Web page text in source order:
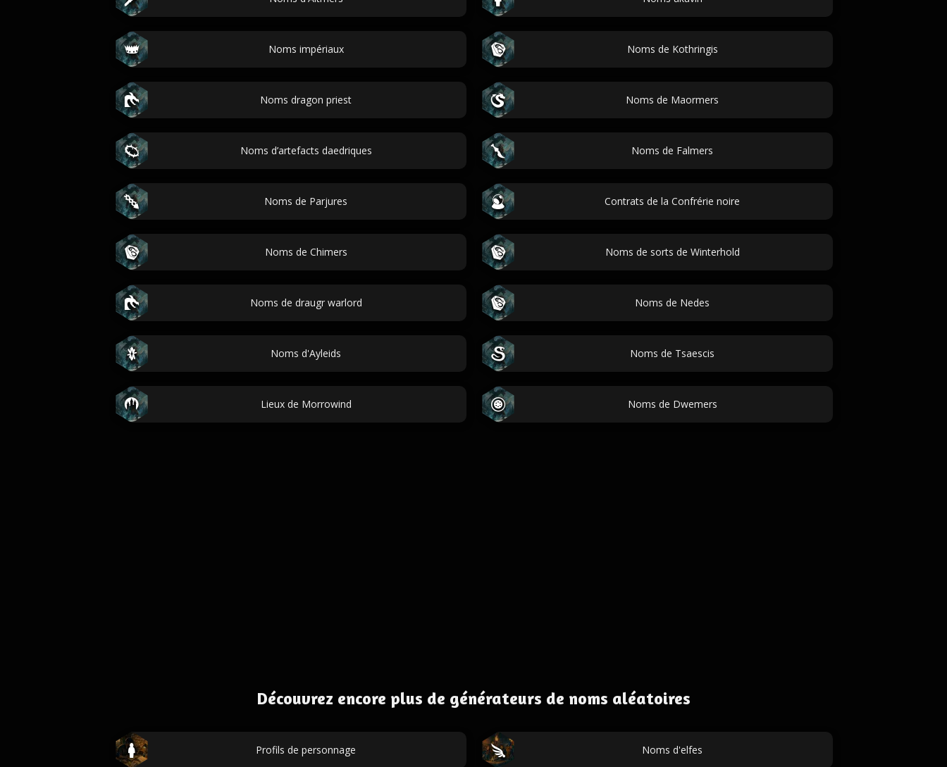
Noms impériaux Noms de Kothringis
Noms dragon priest Noms de Maormers
Noms d’artefacts daedriques Noms de Falmers
Noms de Parjures Contrats de la Confrérie noire
Noms de Chimers Noms de sorts de Winterhold
Noms de draugr warlord Noms de Nedes
Noms d'Ayleids Noms de Tsaescis
Lieux de Morrowind Noms de Dwemers
Découvrez encore plus de générateurs de noms aléatoires
Profils de personnage Noms d'elfes